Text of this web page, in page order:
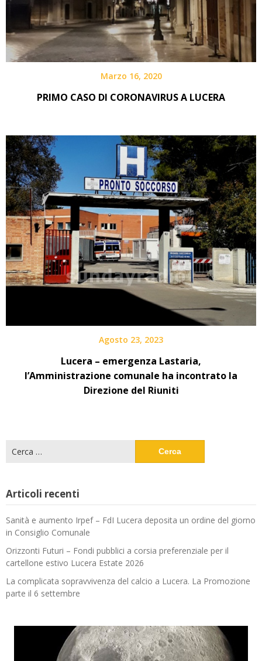
Marzo 16, 2020
PRIMO CASO DI CORONAVIRUS A LUCERA
Agosto 23, 2023
Lucera – emergenza Lastaria,
l’Amministrazione comunale ha incontrato la
Direzione del Riuniti
per:
Articoli recenti
Sanità e aumento Irpef – FdI Lucera deposita un ordine del giorno
in Consiglio Comunale
Orizzonti Futuri – Fondi pubblici a corsia preferenziale per il
cartellone estivo Lucera Estate 2026
La complicata sopravvivenza del calcio a Lucera. La Promozione
parte il 6 settembre